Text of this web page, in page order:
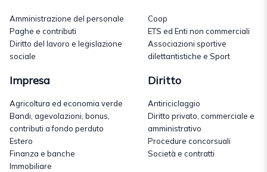
Amministrazione del personale
Paghe e contributi
Diritto del lavoro e legislazione
sociale
Coop
ETS ed Enti non commerciali
Associazioni sportive
dilettantistiche e Sport
Impresa
Agricoltura ed economia verde
Bandi, agevolazioni, bonus,
contributi a fondo perduto
Estero
Finanza e banche
Immobiliare
Diritto
Antiriciclaggio
Diritto privato, commerciale e
amministrativo
Procedure concorsuali
Società e contratti